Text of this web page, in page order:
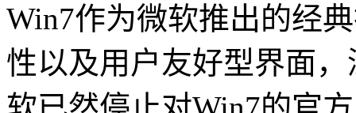
Win7作为微软推出的经
性以及用户友好型界面